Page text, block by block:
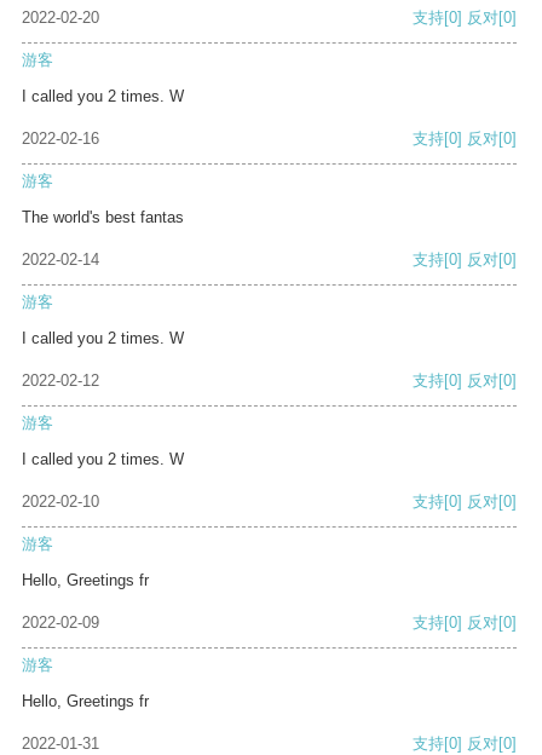
2022-02-20 支持[0] 反对[0]
游客
I called you 2 times. W
2022-02-16 支持[0] 反对[0]
游客
The world's best fantas
2022-02-14 支持[0] 反对[0]
游客
I called you 2 times. W
2022-02-12 支持[0] 反对[0]
游客
I called you 2 times. W
2022-02-10 支持[0] 反对[0]
游客
Hello, Greetings fr
2022-02-09 支持[0] 反对[0]
游客
Hello, Greetings fr
2022-01-31 支持[0] 反对[0]